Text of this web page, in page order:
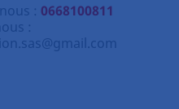
: 0668100811
: